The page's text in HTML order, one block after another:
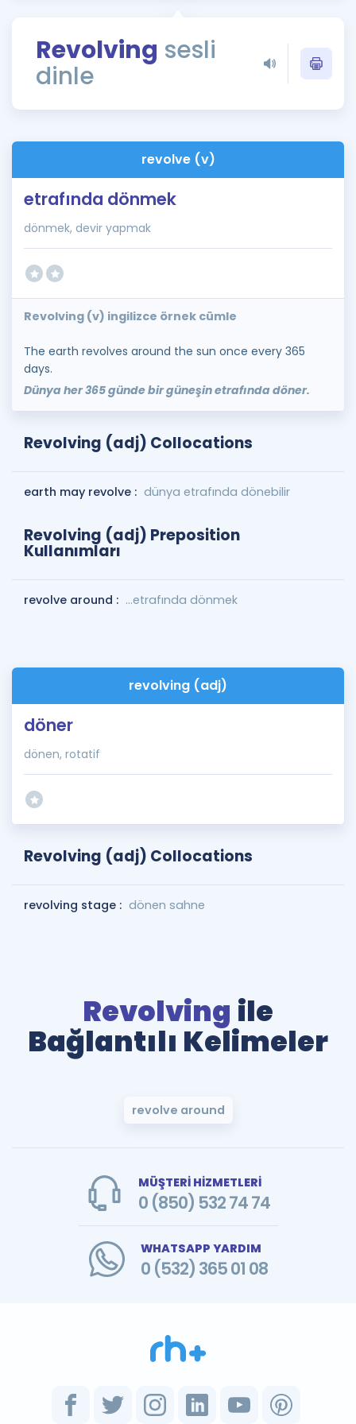
Rehberlik Aracı
ÖSYM Sınav Takvimi
İngilizce Gramer
Revolving sesli
dinle
revolve (v)
etrafında dönmek
dönmek, devir yapmak
Revolving (v) ingilizce örnek cümle
The earth revolves around the sun once every 365
days.
Dünya her 365 günde bir güneşin etrafında döner.
Revolving (adj) Collocations
earth may revolve : dünya etrafında dönebilir
Revolving (adj) Preposition
Kullanımları
revolve around : ...etrafında dönmek
revolving (adj)
döner
dönen, rotatif
Revolving (adj) Collocations
revolving stage : dönen sahne
Revolving ile
Bağlantılı Kelimeler
revolve around
MÜŞTERİ HİZMETLERİ
0 (850) 532 74 74
WHATSAPP YARDIM
0 (532) 365 01 08